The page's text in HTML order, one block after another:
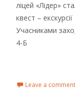
ліцей «Лідер»
квест –
Учасниками
4-Б
Leave a comment